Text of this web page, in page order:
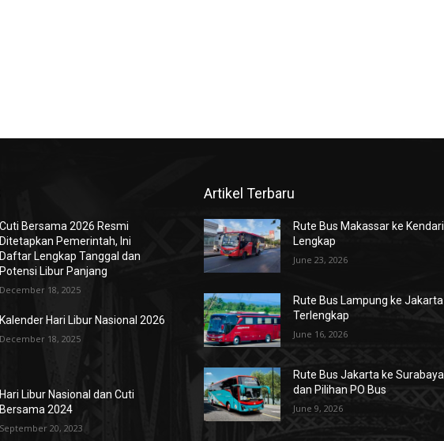
Cuti Bersama 2026 Resmi
Ditetapkan Pemerintah, Ini
Daftar Lengkap Tanggal dan
Potensi Libur Panjang
December 18, 2025
Kalender Hari Libur Nasional 2026
December 18, 2025
Hari Libur Nasional dan Cuti
Bersama 2024
September 20, 2023
Artikel Terbaru
Rute Bus Makassar ke Kendari
Lengkap
June 23, 2026
Rute Bus Lampung ke Jakarta
Terlengkap
June 16, 2026
Rute Bus Jakarta ke Surabaya
dan Pilihan PO Bus
June 9, 2026